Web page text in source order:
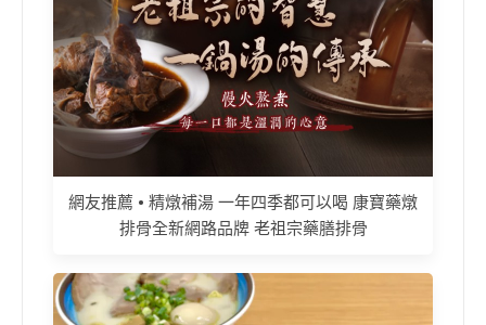
網友推薦 • 精燉補湯 一年四季都可以喝 康寶藥燉
排骨全新網路品牌 老祖宗藥膳排骨